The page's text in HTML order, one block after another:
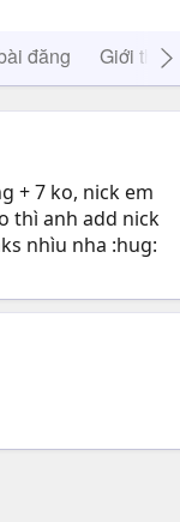
đăng Giới thiệu
+ 7 ko, nick em
thì anh add nick
nhìu nha :hug: